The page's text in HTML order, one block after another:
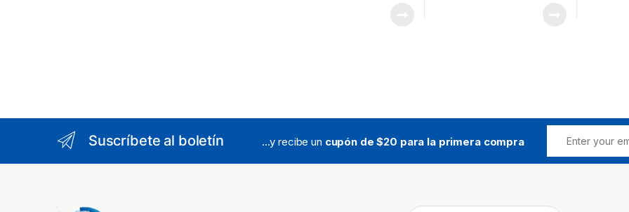
Suscríbete al boletín ...y recibe un cupón de $20 para la primera compra